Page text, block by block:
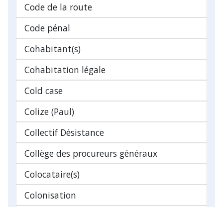
Code de la route
Code pénal
Cohabitant(s)
Cohabitation légale
Cold case
Colize (Paul)
Collectif Désistance
Collège des procureurs généraux
Colocataire(s)
Colonisation